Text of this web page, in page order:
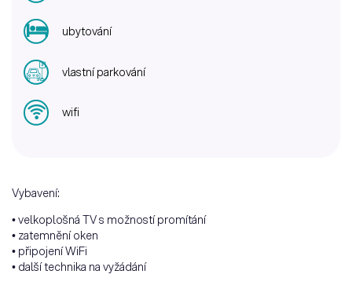
ubytování
vlastní parkování
wifi
Vybavení:
• velkoplošná TV s možností promítání
• zatemnění oken
• připojení WiFi
• další technika na vyžádání